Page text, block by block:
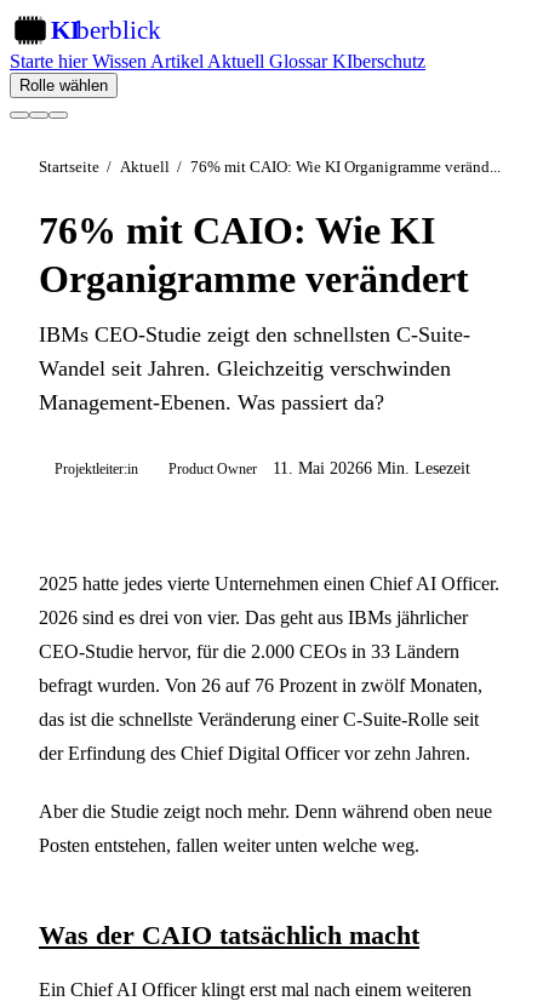
KIberblick
Starte hierWissen Artikel Aktuell GlossarKIberschutz
Rolle wählen
Startseite / Aktuell / 76% mit CAIO: Wie KI Organigramme veränd...
76% mit CAIO: Wie KI
Organigramme verändert
IBMs CEO-Studie zeigt den schnellsten C-Suite-
Wandel seit Jahren. Gleichzeitig verschwinden
Management-Ebenen. Was passiert da?
Projektleiter:in Product Owner 11. Mai 20266 Min. Lesezeit
2025 hatte jedes vierte Unternehmen einen Chief AI Officer.
2026 sind es drei von vier. Das geht aus IBMs jährlicher
CEO-Studie hervor, für die 2.000 CEOs in 33 Ländern
befragt wurden. Von 26 auf 76 Prozent in zwölf Monaten,
das ist die schnellste Veränderung einer C-Suite-Rolle seit
der Erfindung des Chief Digital Officer vor zehn Jahren.
Aber die Studie zeigt noch mehr. Denn während oben neue
Posten entstehen, fallen weiter unten welche weg.
Was der CAIO tatsächlich macht
Ein Chief AI Officer klingt erst mal nach einem weiteren